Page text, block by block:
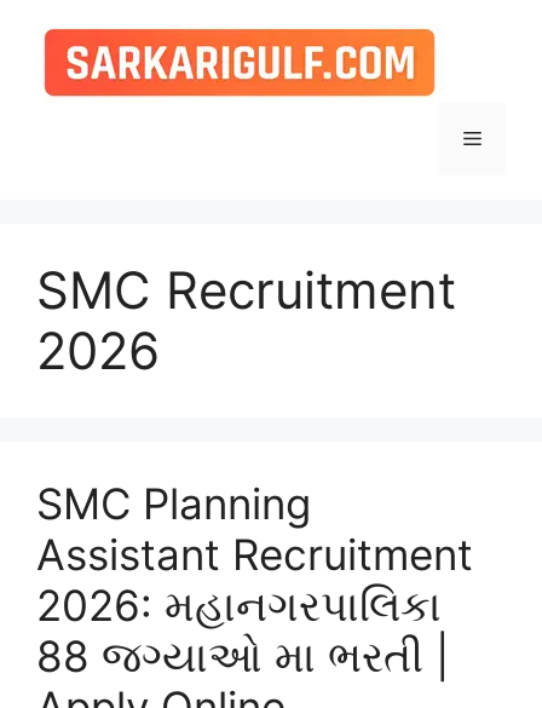
content
Menu
SMC Recruitment
2026
SMC Planning
Assistant Recruitment
2026: મહાનગરપાલિકા
88 જગ્યાઓ મા ભરતી |